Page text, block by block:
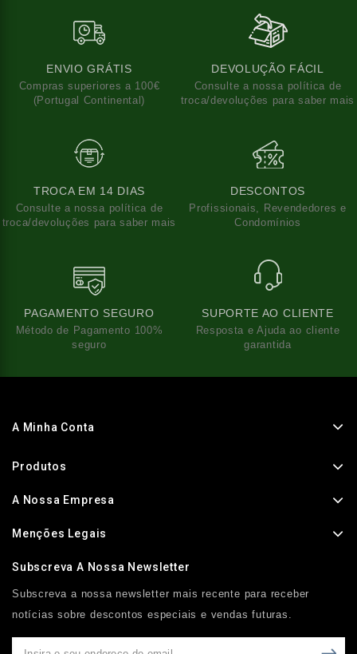
ENVIO GRÁTIS
Compras superiores a 100€
(Portugal Continental)
DEVOLUÇÃO FÁCIL
Consulte a nossa política de
troca/devoluções para saber mais
TROCA EM 14 DIAS
Consulte a nossa política de
troca/devoluções para saber mais
DESCONTOS
Profissionais, Revendedores e
Condomínios
PAGAMENTO SEGURO
Método de Pagamento 100%
seguro
SUPORTE AO CLIENTE
Resposta e Ajuda ao cliente
garantida
A Minha Conta
Produtos
A Nossa Empresa
Menções Legais
Subscreva A Nossa Newsletter
Subscreva a nossa newsletter mais recente para receber
notícias sobre descontos especiais e vendas futuras.